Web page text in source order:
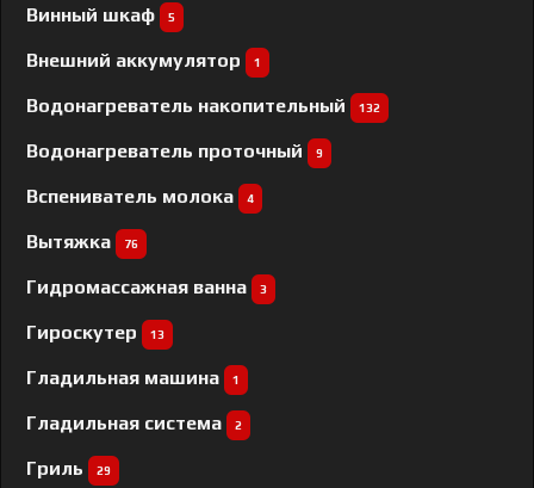
Винный шкаф 5
Внешний аккумулятор 1
Водонагреватель накопительный 132
Водонагреватель проточный 9
Вспениватель молока 4
Вытяжка 76
Гидромассажная ванна 3
Гироскутер 13
Гладильная машина 1
Гладильная система 2
Гриль 29